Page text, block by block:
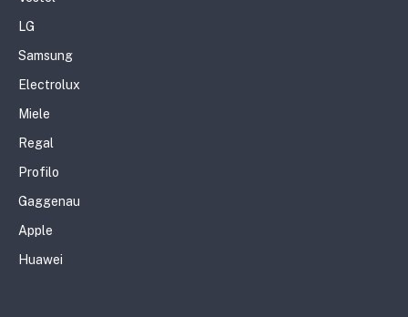
LG
Samsung
Electrolux
Miele
Regal
Profilo
Gaggenau
Apple
Huawei